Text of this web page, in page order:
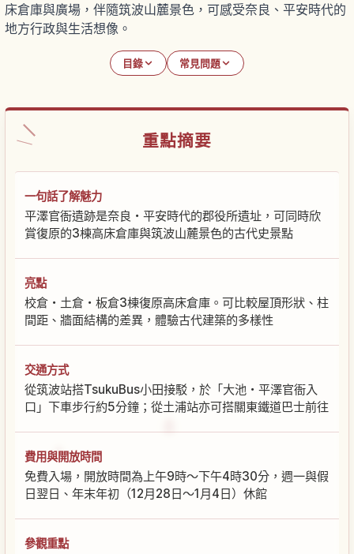
床倉庫與廣場，伴隨筑波山麓景色，可感受奈良、平安時代的
地方行政與生活想像。
目錄 常見問題
重點摘要
一句話了解魅力
平澤官衙遺跡是奈良・平安時代的郡役所遺址，可同時欣
賞復原的3棟高床倉庫與筑波山麓景色的古代史景點
亮點
校倉・土倉・板倉3棟復原高床倉庫。可比較屋頂形狀、柱
間距、牆面結構的差異，體驗古代建築的多樣性
交通方式
從筑波站搭TsukuBus小田接駁，於「大池・平澤官衙入
口」下車步行約5分鐘；從土浦站亦可搭關東鐵道巴士前往
費用與開放時間
免費入場，開放時間為上午9時〜下午4時30分，週一與假
日翌日、年末年初（12月28日〜1月4日）休館
參觀重點